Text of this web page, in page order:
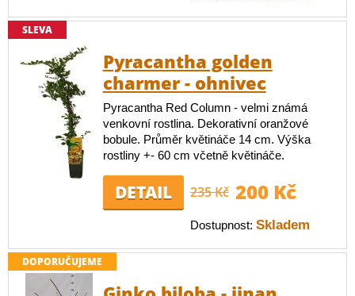
SLEVA
Pyracantha golden
charmer - ohnivec
Pyracantha Red Column - velmi známá
venkovní rostlina. Dekorativní oranžové
bobule. Průměr květináče 14 cm. Výška
rostliny +- 60 cm včetně květináče.
DETAIL 235 Kč 200 Kč
Dostupnost: Skladem
DOPORUČUJEME